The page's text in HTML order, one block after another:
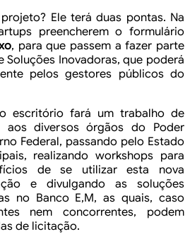
Eleterá duas pontas. Na
preencherem o formulário
, para que passem a fazer parte
Soluções Inovadoras, que poderá
pelos gestores públicos do
escritório fará um trabalho de
aos diversos órgãos do Poder
Federal, passando pelo Estado
realizando workshops para
de se utilizar esta nova
e divulgando as soluções
no Banco E,M, as quais, caso
nem concorrentes, podem
de licitação.